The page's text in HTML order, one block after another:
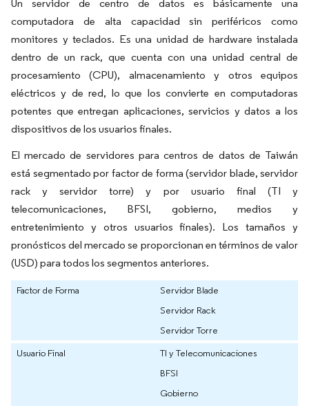
Un servidor de centro de datos es básicamente una
computadora de alta capacidad sin periféricos como
monitores y teclados. Es una unidad de hardware instalada
dentro de un rack, que cuenta con una unidad central de
procesamiento (CPU), almacenamiento y otros equipos
eléctricos y de red, lo que los convierte en computadoras
potentes que entregan aplicaciones, servicios y datos a los
dispositivos de los usuarios finales.
El mercado de servidores para centros de datos de Taiwán
está segmentado por factor de forma (servidor blade, servidor
rack y servidor torre) y por usuario final (TI y
telecomunicaciones, BFSI, gobierno, medios y
entretenimiento y otros usuarios finales). Los tamaños y
pronósticos del mercado se proporcionan en términos de valor
(USD) para todos los segmentos anteriores.
Factor de Forma
Servidor Blade
Servidor Rack
Servidor Torre
Usuario Final
TI y Telecomunicaciones
BFSI
Gobierno